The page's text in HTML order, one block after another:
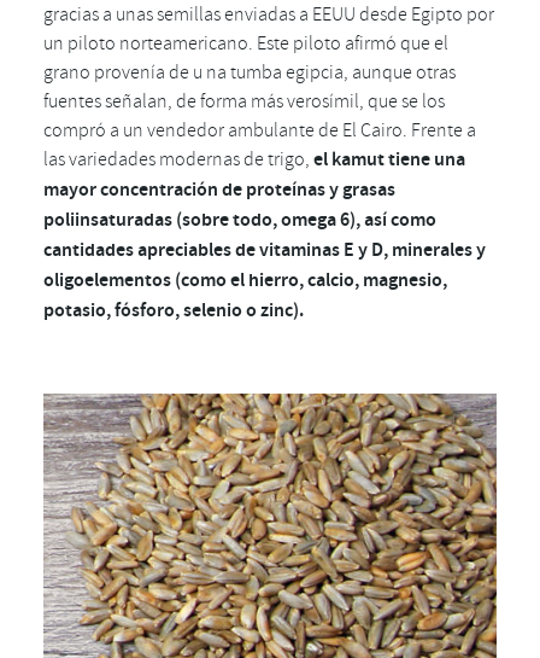
gracias a unas semillas enviadas a EEUU desde Egipto por
un piloto norteamericano. Este piloto afirmó que el
grano provenía de u na tumba egipcia, aunque otras
fuentes señalan, de forma más verosímil, que se los
compró a un vendedor ambulante de El Cairo. Frente a
las variedades modernas de trigo, el kamut tiene una
mayor concentración de proteínas y grasas
poliinsaturadas (sobre todo, omega 6), así como
cantidades apreciables de vitaminas E y D, minerales y
oligoelementos (como el hierro, calcio, magnesio,
potasio, fósforo, selenio o zinc).